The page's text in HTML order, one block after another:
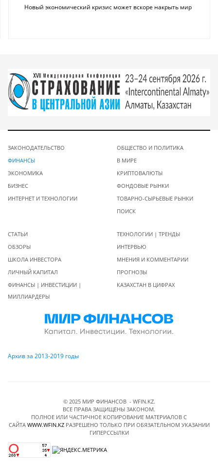
Новый экономический кризис может вскоре накрыть мир
ЗАКОНОДАТЕЛЬСТВО
ФИНАНСЫ
ЭКОНОМИКА
БИЗНЕС
ИНТЕРНЕТ И ТЕХНОЛОГИИ
ОБЩЕСТВО И ПОЛИТИКА
В МИРЕ
КРИПТОВАЛЮТЫ
ФОНДОВЫЕ РЫНКИ
ТОВАРНО-СЫРЬЕВЫЕ РЫНКИ
ПОИСК
СТАТЬИ
ОБЗОРЫ
ШКОЛА ИНВЕСТОРА
ЛИЧНЫЙ КАПИТАЛ
ФИНАНСЫ | ИНВЕСТИЦИИ |
МИЛЛИАРДЕРЫ
ТЕХНОЛОГИИ | ТРЕНДЫ
ИНТЕРВЬЮ
МНЕНИЯ И КОММЕНТАРИИ
ПРОГНОЗЫ
КАЗАХСТАН В ЦИФРАХ
Архив за 2013-2019 годы
© 2025 МИР ФИНАНСОВ - WFIN.KZ.
ВСЕ ПРАВА ЗАЩИЩЕНЫ ЗАКОНОМ.
ПОЛНОЕ ИЛИ ЧАСТИЧНОЕ КОПИРОВАНИЕ МАТЕРИАЛОВ C
САЙТА WWW.WFIN.KZРАЗРЕШЕНО ТОЛЬКО ПРИ ОБЯЗАТЕЛЬНОМ УКАЗАНИИ
ГИПЕРССЫЛКИ